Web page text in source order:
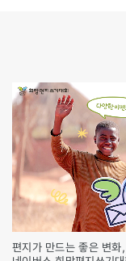
편지가 만드는 좋은 변